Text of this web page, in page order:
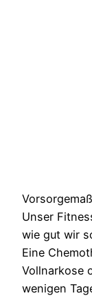
Unser
wie gut wir
Eine
Vollnarkose
wenigen